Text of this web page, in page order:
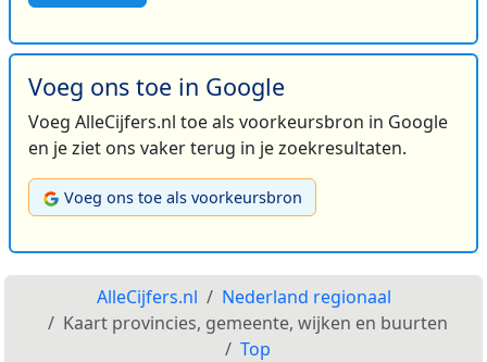
Voeg ons toe in Google
Voeg AlleCijfers.nl toe als voorkeursbron in Google
en je ziet ons vaker terug in je zoekresultaten.
Voeg ons toe als voorkeursbron
AlleCijfers.nl
Nederland regionaal
Kaart provincies, gemeente, wijken en buurten
Top